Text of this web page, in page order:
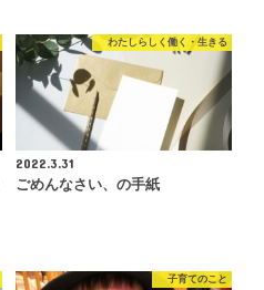
わたしらしく働く・生きる
2022.3.31
ごめんなさい、の手紙
子育てのこと